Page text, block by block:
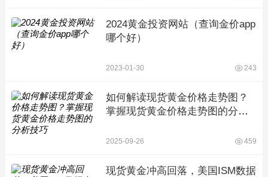
2024黄金投资网站（查询金价app
哪个好）
2023-01-30 243
如何解读现货黄金价格走势图？
掌握现货黄金价格走势图的分析
2025-09-26 459
现货黄金冲高回落，美国ISM数据